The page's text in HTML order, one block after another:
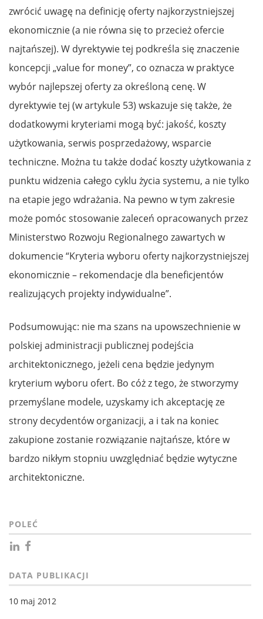
zwrócić uwagę na definicję oferty najkorzystniejszej
ekonomicznie (a nie równa się to przecież ofercie
najtańszej). W dyrektywie tej podkreśla się znaczenie
koncepcji „value for money”, co oznacza w praktyce
wybór najlepszej oferty za określoną cenę. W
dyrektywie tej (w artykule 53) wskazuje się także, że
dodatkowymi kryteriami mogą być: jakość, koszty
użytkowania, serwis posprzedażowy, wsparcie
techniczne. Można tu także dodać koszty użytkowania z
punktu widzenia całego cyklu życia systemu, a nie tylko
na etapie jego wdrażania. Na pewno w tym zakresie
może pomóc stosowanie zaleceń opracowanych przez
Ministerstwo Rozwoju Regionalnego zawartych w
dokumencie “Kryteria wyboru oferty najkorzystniejszej
ekonomicznie – rekomendacje dla beneficjentów
realizujących projekty indywidualne”.
Podsumowując: nie ma szans na upowszechnienie w
polskiej administracji publicznej podejścia
architektonicznego, jeżeli cena będzie jedynym
kryterium wyboru ofert. Bo cóż z tego, że stworzymy
przemyślane modele, uzyskamy ich akceptację ze
strony decydentów organizacji, a i tak na koniec
zakupione zostanie rozwiązanie najtańsze, które w
bardzo nikłym stopniu uwzględniać będzie wytyczne
architektoniczne.
POLEĆ
DATA PUBLIKACJI
10 maj 2012